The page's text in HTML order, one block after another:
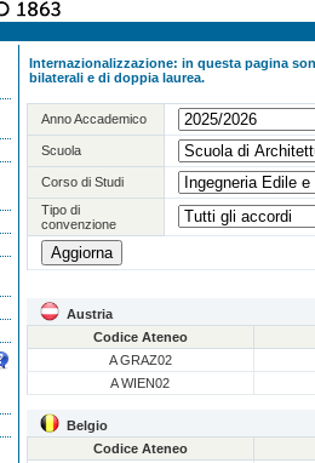
Internazionalizzazione: in questa pagina
bilaterali e di doppia laurea.
Anno Accademico
Scuola
Corso di Studi
Tipo di
convenzione
Austria
Codice Ateneo
A GRAZ02
A WIEN02
Belgio
Codice Ateneo